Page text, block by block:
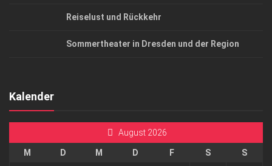
Reiselust und Rückkehr
Sommertheater in Dresden und der Region
Kalender
August 2026
M D M D F S
S